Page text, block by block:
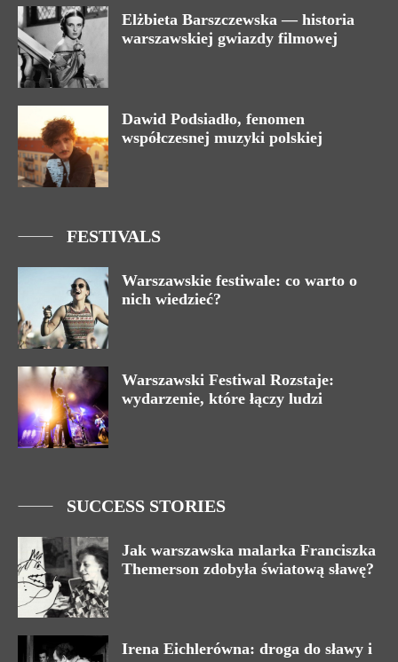
Elżbieta Barszczewska — historia
warszawskiej gwiazdy filmowej
Dawid Podsiadło, fenomen
współczesnej muzyki polskiej
FESTIVALS
Warszawskie festiwale: co warto o
nich wiedzieć?
Warszawski Festiwal Rozstaje:
wydarzenie, które łączy ludzi
SUCCESS STORIES
Jak warszawska malarka Franciszka
Themerson zdobyła światową sławę?
Irena Eichlerówna: droga do sławy i